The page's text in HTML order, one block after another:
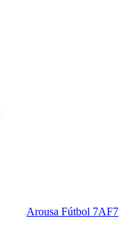
Arousa Fútbol 7AF7